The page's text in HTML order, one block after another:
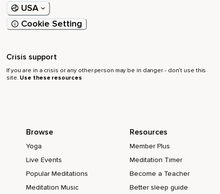
Celeste e índigo.
E agora concentro a minha atenção no alto da cabeça e aí
está um vórtice de energia na cor violeta.
Com uma outra dimensão.
Laranja,
Amarelo,
Verde,
Celeste,
USA
Cookie Setting
Crisis support
If you are in a crisis or any other person may be in danger - don’t use this
site. Use these resources
Browse
Yoga
Live Events
Popular Meditations
Meditation Music
Resources
Member Plus
Meditation Timer
Become a Teacher
Better sleep guide